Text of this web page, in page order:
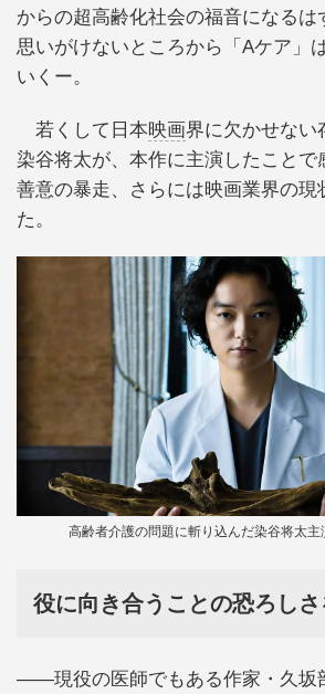
からの超高齢化社会の福音になるは
思いがけないところから「Aケア」
いくー。
若くして日本映画界に欠かせない
染谷将太が、本作に主演したことで
善意の暴走、さらには映画業界の現
た。
高齢者介護の問題に斬り込んだ染谷将太主
役に向き合うことの恐ろし
――現役の医師でもある作家・久坂